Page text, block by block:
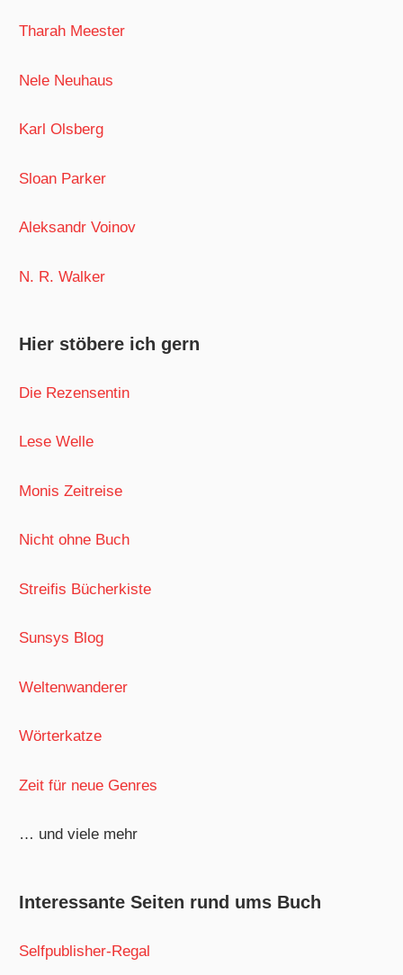
Tharah Meester
Nele Neuhaus
Karl Olsberg
Sloan Parker
Aleksandr Voinov
N. R. Walker
Hier stöbere ich gern
Die Rezensentin
Lese Welle
Monis Zeitreise
Nicht ohne Buch
Streifis Bücherkiste
Sunsys Blog
Weltenwanderer
Wörterkatze
Zeit für neue Genres
… und viele mehr
Interessante Seiten rund ums Buch
Selfpublisher-Regal